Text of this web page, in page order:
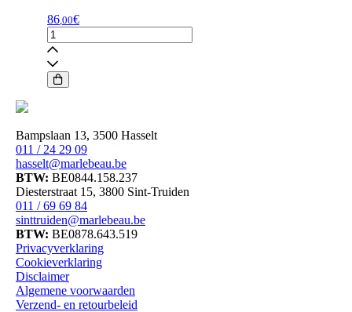
86 ,00€
anp
-
Skin
Moisture
IQ
Bampslaan 13, 3500 Hasselt
011 / 24 29 09
hasselt@marlebeau.be
BTW: BE0844.158.237
Diesterstraat 15, 3800 Sint-Truiden
011 / 69 69 84
sinttruiden@marlebeau.be
BTW: BE0878.643.519
Privacyverklaring
Cookieverklaring
Disclaimer
Algemene voorwaarden
Verzend- en retourbeleid